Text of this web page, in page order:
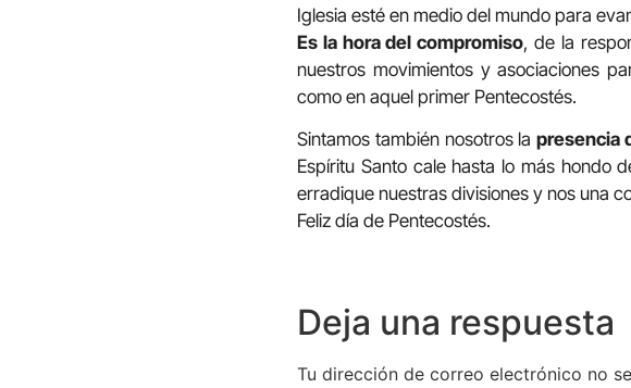
Iglesia esté en medio del mundo para
Es la hora del compromiso, de la
nuestros movimientos y asociaciones
como en aquel primer Pentecostés.
Sintamos también nosotros la presencia
Espíritu Santo cale hasta lo más hondo
erradique nuestras divisiones y nos una
Feliz día de Pentecostés.
Deja una respuesta
Tu dirección de correo electrónico no